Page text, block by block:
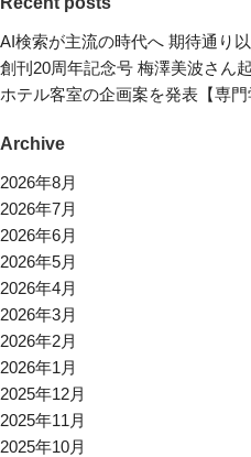
AI検索が主流の時代へ 期待通り
創刊20周年記念号 梅澤美波さん
ホテル客室の企画案を発表【専門
Archive
2026年8月
2026年7月
2026年6月
2026年5月
2026年4月
2026年3月
2026年2月
2026年1月
2025年12月
2025年11月
2025年10月